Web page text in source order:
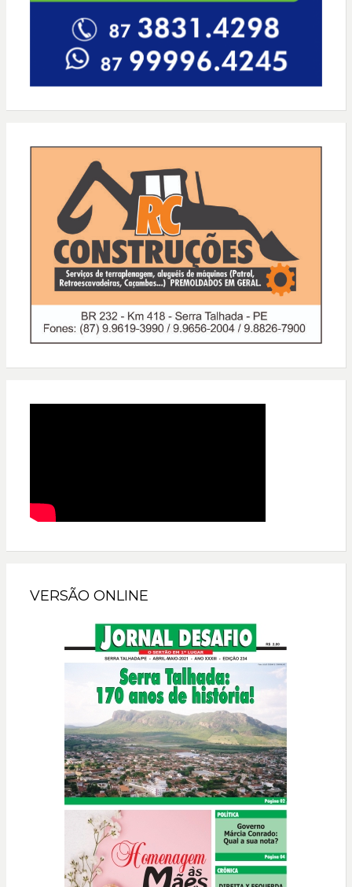
VERSÃO ONLINE